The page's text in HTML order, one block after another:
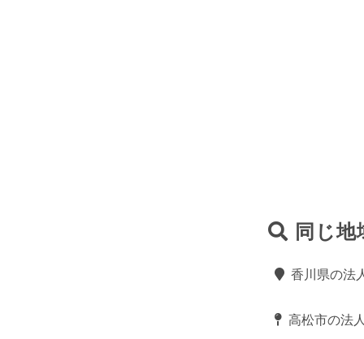
同じ
香川県の法
高松市の法